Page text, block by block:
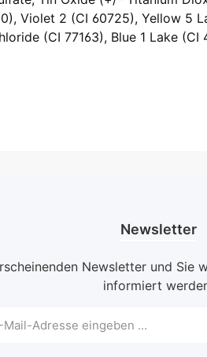
Violet 2 (CI 60725), Yellow 5
(CI 77163), Blue 1 Lake
Newsletter
Newsletter und
informiert